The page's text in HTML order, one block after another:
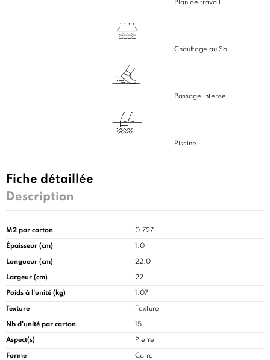
Plan de travail
Chauffage au Sol
Passage intense
Piscine
Fiche détaillée
Description
M2 par carton 0.727
Épaisseur (cm) 1.0
Longueur (cm) 22.0
Largeur (cm) 22
Poids à l'unité (kg) 1.07
Texture Texturé
Nb d'unité par carton 15
Aspect(s) Pierre
Forme Carré